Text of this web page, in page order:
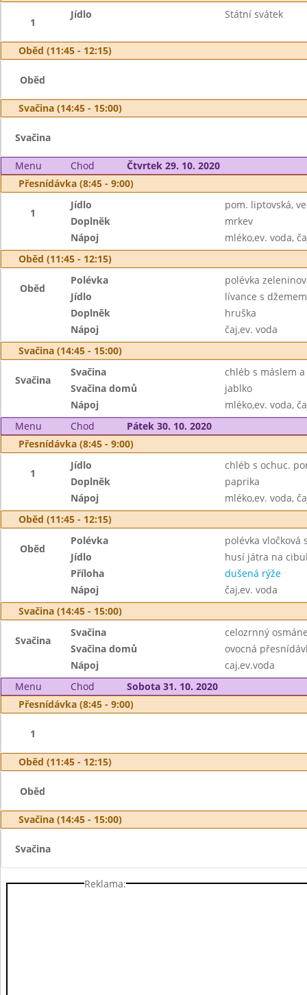
1
Jídlo Státní svátek
Oběd (11:45 - 12:15)
Oběd
Svačina (14:45 - 15:00)
Svačina
Menu Chod
Čtvrtek 29. 10. 2020
Přesnídávka (8:45 - 9:00)
1
Jídlo
pom. liptovská,
Doplněk
mrkev
Nápoj
mléko,ev. voda,
Oběd (11:45 - 12:15)
Oběd
Polévka
polévka
Jídlo
lívance s
Doplněk
hruška
Nápoj
čaj,ev. voda
Svačina (14:45 - 15:00)
Svačina
Svačina
chléb s máslem
Svačina domů
jablko
Nápoj
mléko,ev. voda,
Menu
Chod
Pátek 30. 10. 2020
Přesnídávka (8:45 - 9:00)
1
Jídlo
chléb s ochuc.
Doplněk
paprika
Nápoj
mléko,ev. voda,
Oběd (11:45 - 12:15)
Oběd
Polévka
polévka vločková
Jídlo
husí játra na
Příloha
dušená rýže
Nápoj
čaj,ev. voda
Svačina (14:45 - 15:00)
Svačina
Svačina
celozrnný
Svačina domů
ovocná
Nápoj
caj,ev.voda
Menu
Chod
Sobota 31. 10. 2020
Přesnídávka (8:45 - 9:00)
1
Oběd (11:45 - 12:15)
Oběd
Svačina (14:45 - 15:00)
Svačina
Reklama: